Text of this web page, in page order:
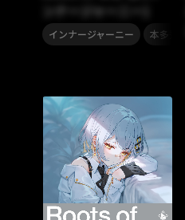
ンナージャーニー)
インナージャーニー 本多秀